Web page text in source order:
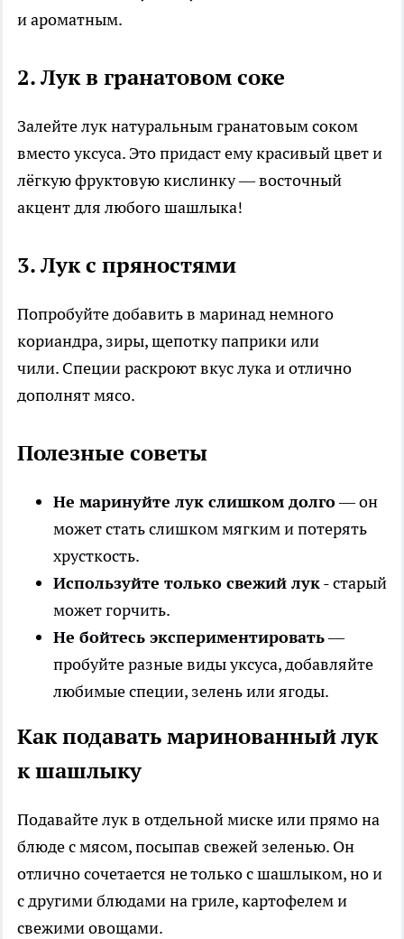
и ароматным.
2. Лук в гранатовом соке
Залейте лук натуральным гранатовым соком
вместо уксуса. Это придаст ему красивый цвет и
лёгкую фруктовую кислинку — восточный
акцент для любого шашлыка!
3. Лук с пряностями
Попробуйте добавить в маринад немного
кориандра, зиры, щепотку паприки или
чили. Специи раскроют вкус лука и отлично
дополнят мясо.
Полезные советы
Не маринуйте лук слишком долго— он
может стать слишком мягким и потерять
хрусткость.
Используйте только свежий лук- старый
может горчить.
Не бойтесь экспериментировать—
пробуйте разные виды уксуса, добавляйте
любимые специи, зелень или ягоды.
Как подавать маринованный лук
к шашлыку
Подавайте лук в отдельной миске или прямо на
блюде с мясом, посыпав свежей зеленью. Он
отлично сочетается не только с шашлыком, но и
с другими блюдами на гриле, картофелем и
свежими овощами.